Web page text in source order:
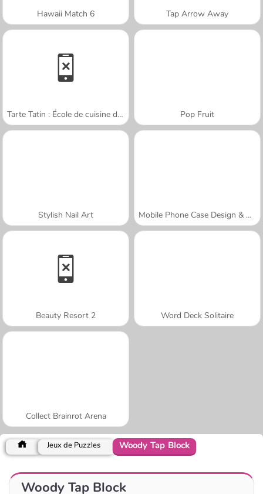
Hawaii Match 6 Tap Arrow Away
Tarte Tatin : École de cuisine de Sara Pop Fruit
Stylish Nail Art Mobile Phone Case Design & DIY
Beauty Resort 2 Word Deck Solitaire
Collect Brainrot Arena
Jeux de Puzzles Woody Tap Block
Woody Tap Block